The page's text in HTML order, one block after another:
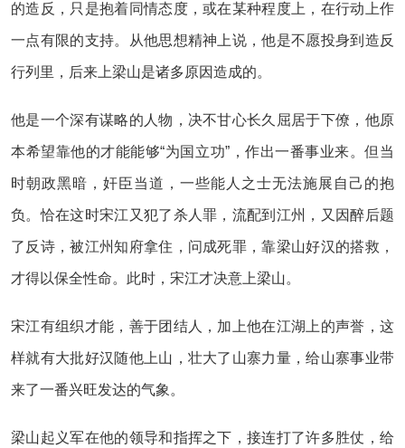
的造反，只是抱着同情态度，或在某种程度上，在行动上作
一点有限的支持。从他思想精神上说，他是不愿投身到造反
行列里，后来上梁山是诸多原因造成的。
他是一个深有谋略的人物，决不甘心长久屈居于下僚，他原
本希望靠他的才能能够“为国立功”，作出一番事业来。但当
时朝政黑暗，奸臣当道，一些能人之士无法施展自己的抱
负。恰在这时宋江又犯了杀人罪，流配到江州，又因醉后题
了反诗，被江州知府拿住，问成死罪，靠梁山好汉的搭救，
才得以保全性命。此时，宋江才决意上梁山。
宋江有组织才能，善于团结人，加上他在江湖上的声誉，这
样就有大批好汉随他上山，壮大了山寨力量，给山寨事业带
来了一番兴旺发达的气象。
梁山起义军在他的领导和指挥之下，接连打了许多胜仗，给